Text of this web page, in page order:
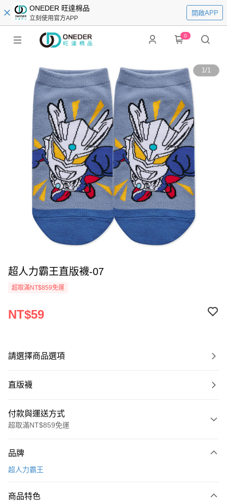
ONEDER 旺達棉品
立刻使用官方APP
開啟APP
0
1/1
超人力霸王直版襪-07
超取滿NT$859免運
NT$59
請選擇商品選項
直版襪
付款與運送方式
超取滿NT$859免運
信用卡一次付款
LINE Pay
品牌
超人力霸王
商品特色